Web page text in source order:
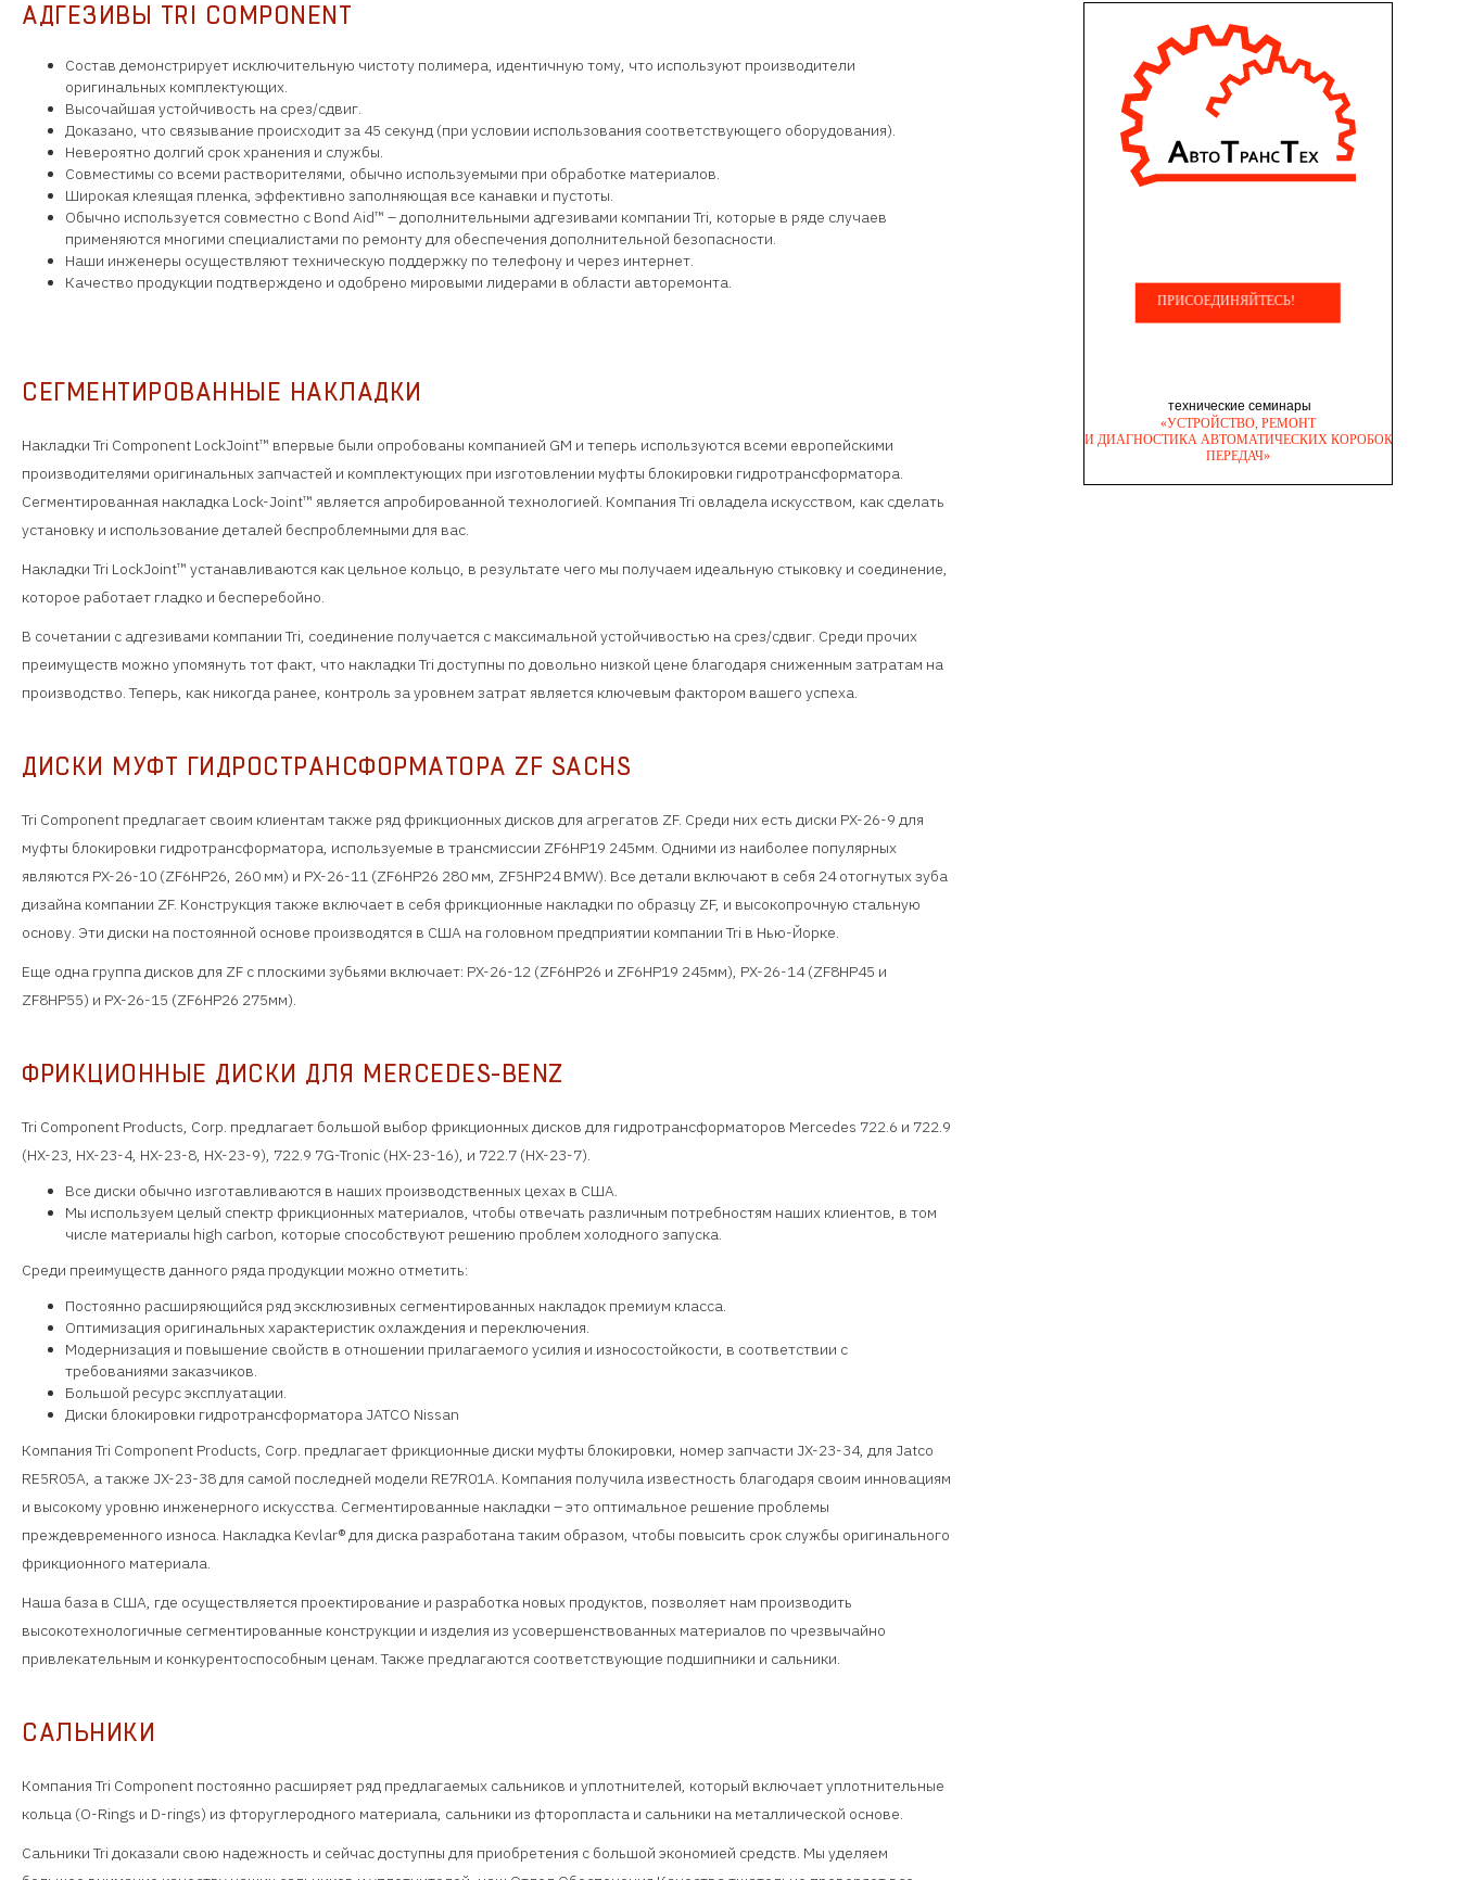
АДГЕЗИВЫ TRI COMPONENT
Состав демонстрирует исключительную чистоту полимера, идентичную тому, что используют производители
оригинальных комплектующих.
Высочайшая устойчивость на срез/сдвиг.
Доказано, что связывание происходит за 45 секунд (при условии использования соответствующего оборудования).
Невероятно долгий срок хранения и службы.
Совместимы со всеми растворителями, обычно используемыми при обработке материалов.
Широкая клеящая пленка, эффективно заполняющая все канавки и пустоты.
Обычно используется совместно с Bond Aid™ – дополнительными адгезивами компании Tri, которые в ряде случаев
применяются многими специалистами по ремонту для обеспечения дополнительной безопасности.
Наши инженеры осуществляют техническую поддержку по телефону и через интернет.
Качество продукции подтверждено и одобрено мировыми лидерами в области авторемонта.
СЕГМЕНТИРОВАННЫЕ НАКЛАДКИ
Накладки Tri Component LockJoint™ впервые были опробованы компанией GM и теперь используются всеми европейскими
производителями оригинальных запчастей и комплектующих при изготовлении муфты блокировки гидротрансформатора.
Сегментированная накладка Lock-Joint™ является апробированной технологией. Компания Tri овладела искусством, как сделать
установку и использование деталей беспроблемными для вас.
Накладки Tri LockJoint™ устанавливаются как цельное кольцо, в результате чего мы получаем идеальную стыковку и соединение,
которое работает гладко и бесперебойно.
В сочетании с адгезивами компании Tri, соединение получается с максимальной устойчивостью на срез/сдвиг. Среди прочих
преимуществ можно упомянуть тот факт, что накладки Tri доступны по довольно низкой цене благодаря сниженным затратам на
производство. Теперь, как никогда ранее, контроль за уровнем затрат является ключевым фактором вашего успеха.
ДИСКИ МУФТ ГИДРОСТРАНСФОРМАТОРА ZF SACHS
Tri Component предлагает своим клиентам также ряд фрикционных дисков для агрегатов ZF. Среди них есть диски PX-26-9 для
муфты блокировки гидротрансформатора, используемые в трансмиссии ZF6HP19 245мм. Одними из наиболее популярных
являются PX-26-10 (ZF6HP26, 260 мм) и PX-26-11 (ZF6HP26 280 мм, ZF5HP24 BMW). Все детали включают в себя 24 отогнутых зуба
дизайна компании ZF. Конструкция также включает в себя фрикционные накладки по образцу ZF, и высокопрочную стальную
основу. Эти диски на постоянной основе производятся в США на головном предприятии компании Tri в Нью-Йорке.
Еще одна группа дисков для ZF с плоскими зубьями включает: PX-26-12 (ZF6HP26 и ZF6HP19 245мм), PX-26-14 (ZF8HP45 и
ZF8HP55) и PX-26-15 (ZF6HP26 275мм).
ФРИКЦИОННЫЕ ДИСКИ ДЛЯ MERCEDES-BENZ
Tri Component Products, Corp. предлагает большой выбор фрикционных дисков для гидротрансформаторов Mercedes 722.6 и 722.9
(HX-23, HX-23-4, HX-23-8, HX-23-9), 722.9 7G-Tronic (HX-23-16), и 722.7 (HX-23-7).
Все диски обычно изготавливаются в наших производственных цехах в США.
Мы используем целый спектр фрикционных материалов, чтобы отвечать различным потребностям наших клиентов, в том
числе материалы high carbon, которые способствуют решению проблем холодного запуска.
Среди преимуществ данного ряда продукции можно отметить:
Постоянно расширяющийся ряд эксклюзивных сегментированных накладок премиум класса.
Оптимизация оригинальных характеристик охлаждения и переключения.
Модернизация и повышение свойств в отношении прилагаемого усилия и износостойкости, в соответствии с
требованиями заказчиков.
Большой ресурс эксплуатации.
Диски блокировки гидротрансформатора JATCO Nissan
Компания Tri Component Products, Corp. предлагает фрикционные диски муфты блокировки, номер запчасти JX-23-34, для Jatco
RE5R05A, а также JX-23-38 для самой последней модели RE7R01A. Компания получила известность благодаря своим инновациям
и высокому уровню инженерного искусства. Сегментированные накладки – это оптимальное решение проблемы
преждевременного износа. Накладка Kevlar® для диска разработана таким образом, чтобы повысить срок службы оригинального
фрикционного материала.
Наша база в США, где осуществляется проектирование и разработка новых продуктов, позволяет нам производить
высокотехнологичные сегментированные конструкции и изделия из усовершенствованных материалов по чрезвычайно
привлекательным и конкурентоспособным ценам. Также предлагаются соответствующие подшипники и сальники.
САЛЬНИКИ
Компания Tri Component постоянно расширяет ряд предлагаемых сальников и уплотнителей, который включает уплотнительные
кольца (O-Rings и D-rings) из фторуглеродного материала, сальники из фторопласта и сальники на металлической основе.
Сальники Tri доказали свою надежность и сейчас доступны для приобретения с большой экономией средств. Мы уделяем